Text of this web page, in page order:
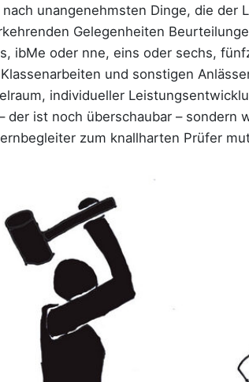
unangenehmsten Dinge, die
Gelegenheiten
ibMe oder nne, eins oder sechs,
und sonstigen
individueller
der ist noch überschaubar –
zum knallharten Prüfer